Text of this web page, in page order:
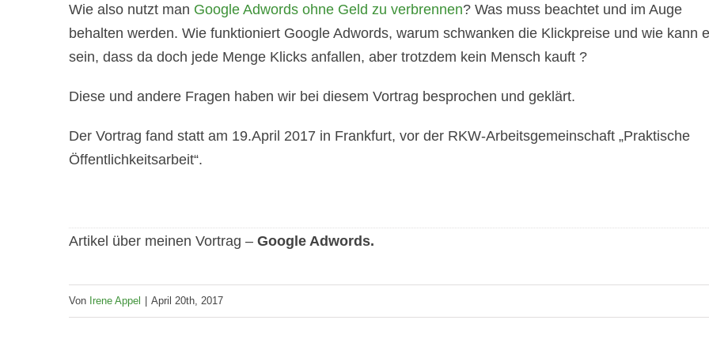
Wie also nutzt man Google Adwords ohne Geld zu verbrennen? Was muss beachtet und im Auge
behalten werden. Wie funktioniert Google Adwords, warum schwanken die Klickpreise und wie kann
sein, dass da doch jede Menge Klicks anfallen, aber trotzdem kein Mensch kauft ?
Diese und andere Fragen haben wir bei diesem Vortrag besprochen und geklärt.
Der Vortrag fand statt am 19.April 2017 in Frankfurt, vor der RKW-Arbeitsgemeinschaft „Praktische
Öffentlichkeitsarbeit“.
Artikel über meinen Vortrag – Google Adwords.
Von Irene Appel April 20th, 2017